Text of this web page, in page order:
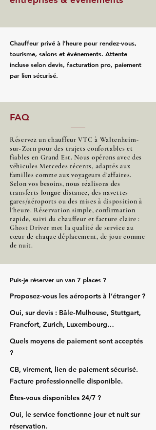
Chauffeur privé à l’heure pour rendez‑vous,
tourisme, salons et événements. Attente
incluse selon devis, facturation pro, paiement
par lien sécurisé.
FAQ
Réservez un chauffeur VTC à Waltenheim-
sur-Zorn pour des trajets confortables et
fiables en Grand Est. Nous opérons avec des
véhicules Mercedes récents, adaptés aux
familles comme aux voyageurs d’affaires.
Selon vos besoins, nous réalisons des
transferts longue distance, des navettes
gares/aéroports ou des mises à disposition à
l’heure. Réservation simple, confirmation
rapide, suivi du chauffeur et facture claire :
Ghost Driver met la qualité de service au
cœur de chaque déplacement, de jour comme
de nuit.
Puis‑je réserver un van 7 places ?
Proposez‑vous les aéroports à l’étranger ?
Oui, sur devis : Bâle‑Mulhouse, Stuttgart,
Francfort, Zurich, Luxembourg…
Quels moyens de paiement sont acceptés
?
CB, virement, lien de paiement sécurisé.
Facture professionnelle disponible.
Êtes‑vous disponibles 24/7 ?
Oui, le service fonctionne jour et nuit sur
réservation.